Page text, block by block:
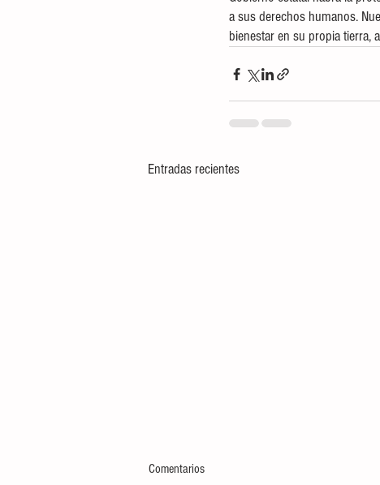
a sus derechos humanos.
bienestar en su propia tierra,
Entradas recientes
Comentarios